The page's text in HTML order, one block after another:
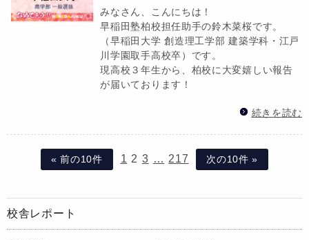
みなさん、こんにちは！
早稲田塾柏校担任助手の鈴木菜桜です。
（早稲田大学 創造理工学部 建築学科・江戸
川学園取手高校卒）です。
現高校３年生から、柏校に大変嬉しい報告
が届いております！
続きを読む
« 前の10件 1 2 3 … 217 次の10件 »
校舎レポート